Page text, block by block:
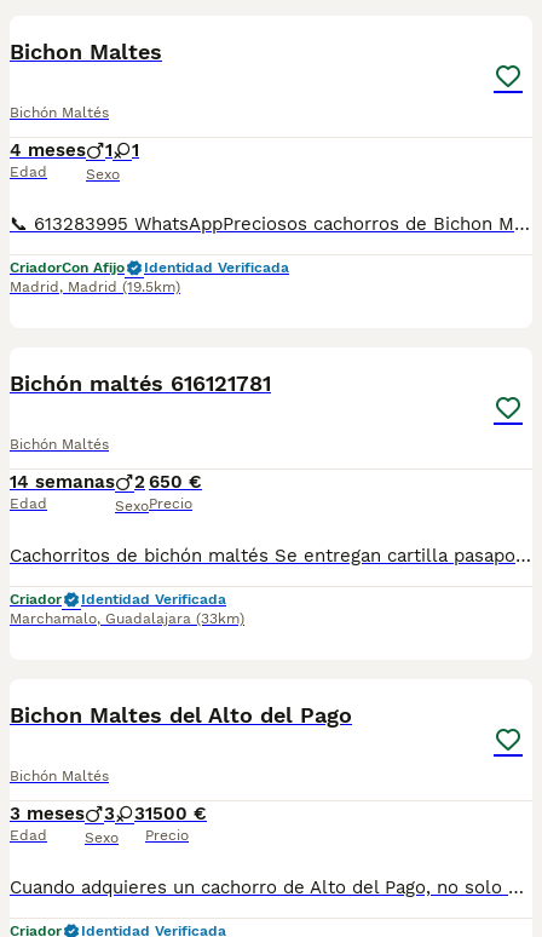
Bichon Maltes
Bichón Maltés
4 meses
Edad
1 1
Sexo
📞 613283995 WhatsAppPreciosos cachorros de Bichon Maltes de Linea Coreana . Disponemos de machos y de hembras a cual mas lindo . Entregamos vacunados desparasitados cartilla sanitaria y garantías de enfermedades víricas y congénitas de un año . Mandamos a toda España y puedes pagar cuando llegue el cachorrito tenemos transporte propio para la entrega
CriadorCon Afijo
Identidad Verificada
Madrid , Madrid (19.5km)
Bichón maltés 616121781
Bichón Maltés
14 semanas
Edad
2
Sexo
650 €
Precio
Cachorritos de bichón maltés Se entregan cartilla pasaporte Desparasitaciones al día Vacunas correspondientes a su edad Criados en ambiente familiar"una niña" Para más información al WhatsApp 616121781
Criador
Identidad Verificada
Marchamalo, Guadalajara (33km)
Bichon Maltes del Alto del Pago
Bichón Maltés
3 meses
Edad
3 3
Sexo
1500 €
Precio
Cuando adquieres un cachorro de Alto del Pago, no solo estás incorporando un perro a tu vida… estás eligiendo una forma de criar basada en la excelencia, la transparencia y el respeto absoluto por cada ejemplar. En nuestro criadero trabajamos con una selección muy cuidada de líneas, priorizando siempre la salud, el carácter y la estabilidad del cachorro. Cada camada es planificada con criterio, sin prisas y con un seguimiento constante desde el primer día. Creemos en hacer las cosas bien y en enseñarlas tal cual son. Por eso, abrimos las puertas de nuestra casa, mostramos nuestro día a día y acompañamos a cada familia con total cercanía y honestidad durante todo el proceso. Somos profesionales con todas las licencias en regla para poder ejercer esta maravillosa actividad, y no tenemos intermediarios, para adquirir un ejemplar de ALTO DEL PAGO, debes tratar personalmente con nosotros, venir a nuestra casa, donde conoceras nuestras espectaculares instalaciones, verás a los padres de los cachorros junto a los pequeñajos y podrás escoger a tu compañero. Los cachorros se entregan siempre con su completa documentación, microchip implantado, certificados de salud de los progenitores, vacunados y desparasitados. visita nuestra web altodelpago.es o conocenos en redes sociales : instagram @altodelpago Teléfono de atención al cliente : 679 67 30 10
Criador Identidad Verificada